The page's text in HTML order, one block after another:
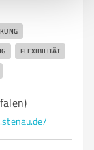
FLEXIBILITÄT